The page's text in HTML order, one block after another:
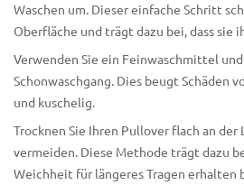
Waschen um. Dieser einfache Schritt
Oberfläche und trägt dazu bei, dass sie
Verwenden Sie ein Feinwaschmittel und
Schonwaschgang. Dies beugt Schäden
und kuschelig.
Trocknen Sie Ihren Pullover flach an der
vermeiden. Diese Methode trägt dazu
Weichheit für längeres Tragen erhalten